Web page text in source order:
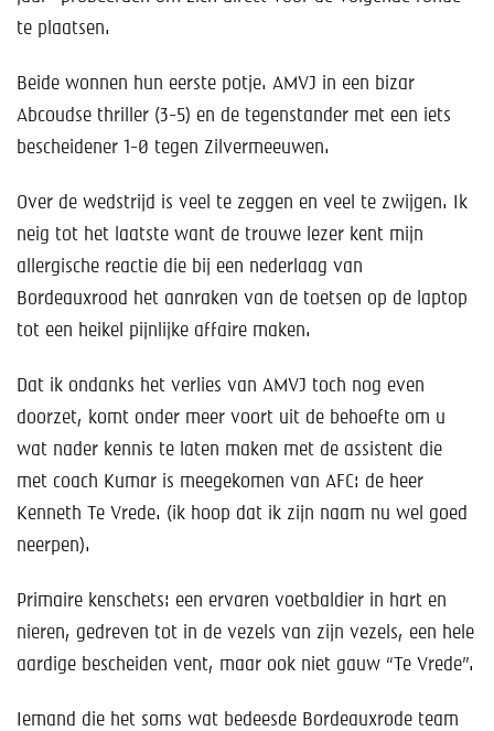
te plaatsen.
Beide wonnen hun eerste potje. AMVJ in een bizar
Abcoudse thriller (3-5) en de tegenstander met een iets
bescheidener 1-0 tegen Zilvermeeuwen.
Over de wedstrijd is veel te zeggen en veel te zwijgen. Ik
neig tot het laatste want de trouwe lezer kent mijn
allergische reactie die bij een nederlaag van
Bordeauxrood het aanraken van de toetsen op de laptop
tot een heikel pijnlijke affaire maken.
Dat ik ondanks het verlies van AMVJ toch nog even
doorzet, komt onder meer voort uit de behoefte om u
wat nader kennis te laten maken met de assistent die
met coach Kumar is meegekomen van AFC: de heer
Kenneth Te Vrede. (ik hoop dat ik zijn naam nu wel goed
neerpen).
Primaire kenschets: een ervaren voetbaldier in hart en
nieren, gedreven tot in de vezels van zijn vezels, een hele
aardige bescheiden vent, maar ook niet gauw “Te Vrede”.
Iemand die het soms wat bedeesde Bordeauxrode team